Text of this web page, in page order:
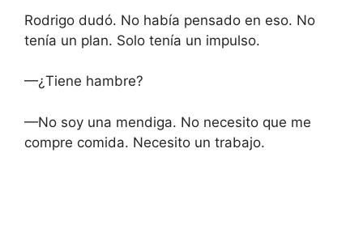
Rodrigo dudó. No había pensado en eso. No
tenía un plan. Solo tenía un impulso.
—¿Tiene hambre?
—No soy una mendiga. No necesito que me
compre comida. Necesito un trabajo.